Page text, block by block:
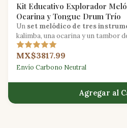
Kit Educativo Explorador
Ocarina y Tongue Drum Trío
Un set melódico de tres
kalimba, una ocarina y un tambor
tarjetas de lecciones para
MX$3817.99
Envío Carbono Neutral
Agregar al